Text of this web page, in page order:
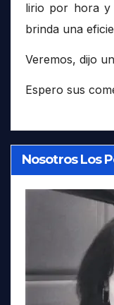
lirio por hora y
brinda una
Veremos, dijo
Espero sus
Nosotros Los